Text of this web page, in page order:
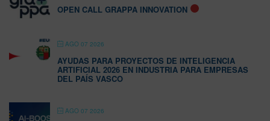
OPEN CALL GRAPPA INNOVATION
AGO 07 2026
AYUDAS PARA PROYECTOS DE INTELIGENCIA
ARTIFICIAL 2026 EN INDUSTRIA PARA EMPRESAS
DEL PAÍS VASCO
AGO 07 2026